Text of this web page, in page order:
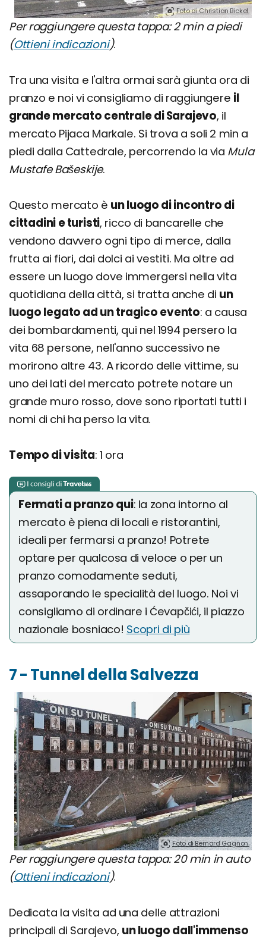
Foto di Christian Bickel.
Per raggiungere questa tappa: 2 min a piedi
(Ottieni indicazioni).
Tra una visita e l'altra ormai sarà giunta ora di
pranzo e noi vi consigliamo di raggiungere il
grande mercato centrale di Sarajevo, il
mercato Pijaca Markale. Si trova a soli 2 min a
piedi dalla Cattedrale, percorrendo la via Mula
Mustafe Bašeskije.
Questo mercato è un luogo di incontro di
cittadini e turisti, ricco di bancarelle che
vendono davvero ogni tipo di merce, dalla
frutta ai fiori, dai dolci ai vestiti. Ma oltre ad
essere un luogo dove immergersi nella vita
quotidiana della città, si tratta anche di un
luogo legato ad un tragico evento: a causa
dei bombardamenti, qui nel 1994 persero la
vita 68 persone, nell'anno successivo ne
morirono altre 43. A ricordo delle vittime, su
uno dei lati del mercato potrete notare un
grande muro rosso, dove sono riportati tutti i
nomi di chi ha perso la vita.
Tempo di visita: 1 ora
Fermati a pranzo qui: la zona intorno al
mercato è piena di locali e ristorantini,
ideali per fermarsi a pranzo! Potrete
optare per qualcosa di veloce o per un
pranzo comodamente seduti,
assaporando le specialità del luogo. Noi vi
consigliamo di ordinare i Ćevapčići, il piazzo
nazionale bosniaco! Scopri di più
7 - Tunnel della Salvezza
Foto di Bernard Gagnon.
Per raggiungere questa tappa: 20 min in auto
(Ottieni indicazioni).
Dedicata la visita ad una delle attrazioni
principali di Sarajevo, un luogo dall'immenso